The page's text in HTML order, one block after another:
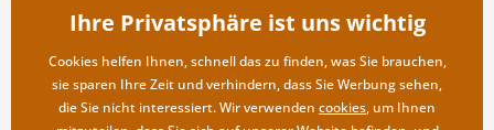
Versand- und
Rücksendung der Ware
Großhandel und
Ihre Privatsphäre ist uns wichtig
Cookies helfen Ihnen, schnell das zu finden, was Sie brauchen,
sie sparen Ihre Zeit und verhindern, dass Sie Werbung sehen,
die Sie nicht interessiert. Wir verwenden cookies, um Ihnen